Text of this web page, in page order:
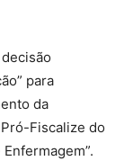
para
da
Fiscalize do